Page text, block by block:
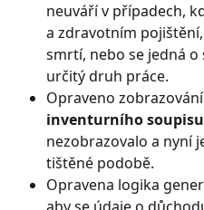
neuváří v případech,
a zdravotním
smrtí, nebo se jedná
určitý druh práce.
Opraveno
inventurního soupisu
nezobrazovalo a nyní
tištěné podobě.
Opravena logika